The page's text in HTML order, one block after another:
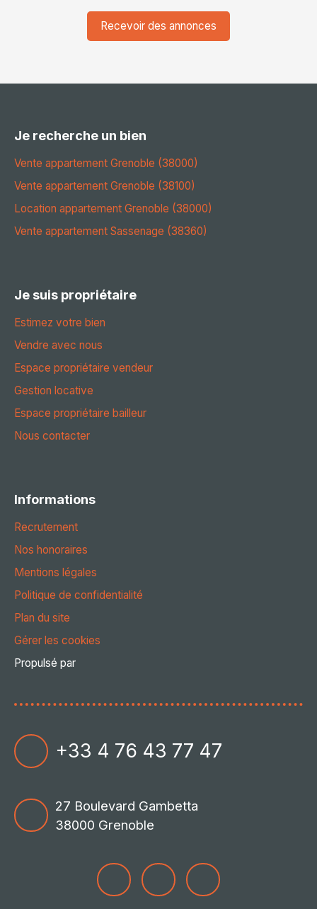
Recevoir des annonces
Je recherche un bien
Vente appartement Grenoble (38000)
Vente appartement Grenoble (38100)
Location appartement Grenoble (38000)
Vente appartement Sassenage (38360)
Je suis propriétaire
Estimez votre bien
Vendre avec nous
Espace propriétaire vendeur
Gestion locative
Espace propriétaire bailleur
Nous contacter
Informations
Recrutement
Nos honoraires
Mentions légales
Politique de confidentialité
Plan du site
Gérer les cookies
Propulsé par
+33 4 76 43 77 47
27 Boulevard Gambetta
38000 Grenoble